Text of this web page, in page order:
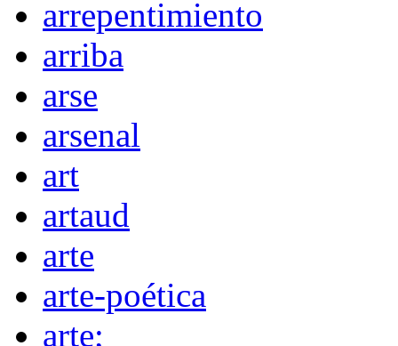
arrepentimiento
arriba
arse
arsenal
art
artaud
arte
arte-poética
arte;